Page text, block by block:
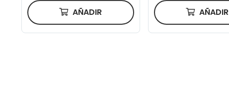
AÑADIR AÑADIR